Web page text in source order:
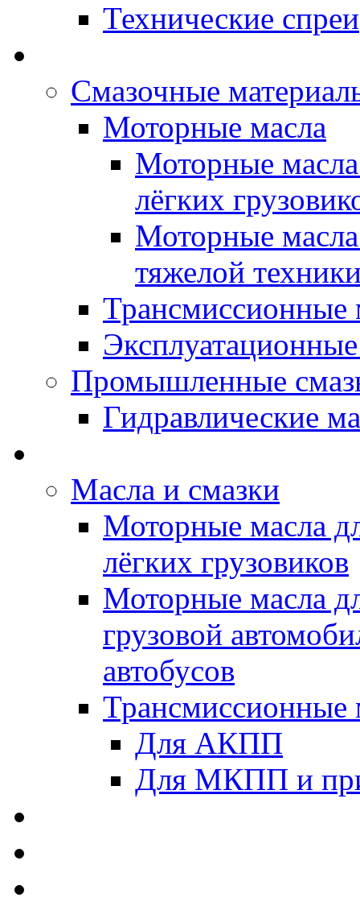
Технические спреи
Смазочные
Моторные масла
Моторные
лёгких
Моторные
тяжелой
Трансмиссионные
Промышленные
Гидравлические
Масла и смазки
Моторные масла
лёгких грузовиков
Моторные масла
грузовой
автобусов
Трансмиссионные
Для АКПП
Для МКПП и